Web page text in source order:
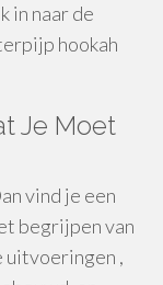
in naar de
hookah
Je Moet
vind je een
begrijpen van
uitvoeringen ,